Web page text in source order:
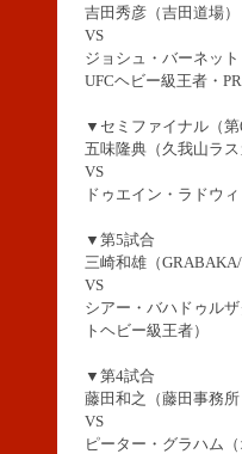
吉田秀彦（吉田道場）
VS
ジョシュ・バーネッ
UFCヘビー級王者・
▼セミファイナル（第
五味隆典（久我山ラ
VS
ドゥエイン・ラドウ
▼第5試合
三崎和雄（
VS
シアー・バハドゥル
トヘビー級王者）
▼第4試合
藤田和之（藤田事務所
VS
ピーター・グラハム